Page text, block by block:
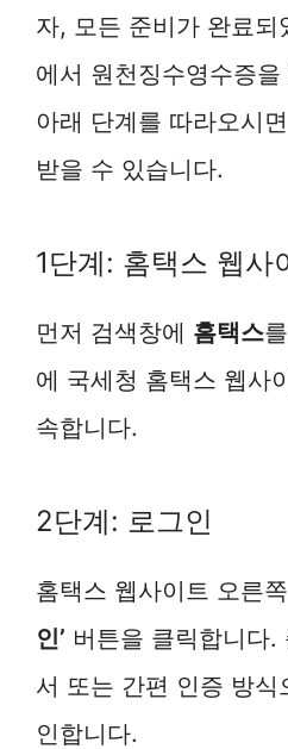
자, 모든 준비가 완료되
에서 원천징수영수증
아래 단계를 따라오시
받을 수 있습니다.
1단계: 홈택스 웹사
먼저 검색창에 홈택스
에 국세청 홈택스 웹사
속합니다.
2단계: 로그인
홈택스 웹사이트 오른
인’ 버튼을 클릭합니다.
서 또는 간편 인증 방식
인합니다.